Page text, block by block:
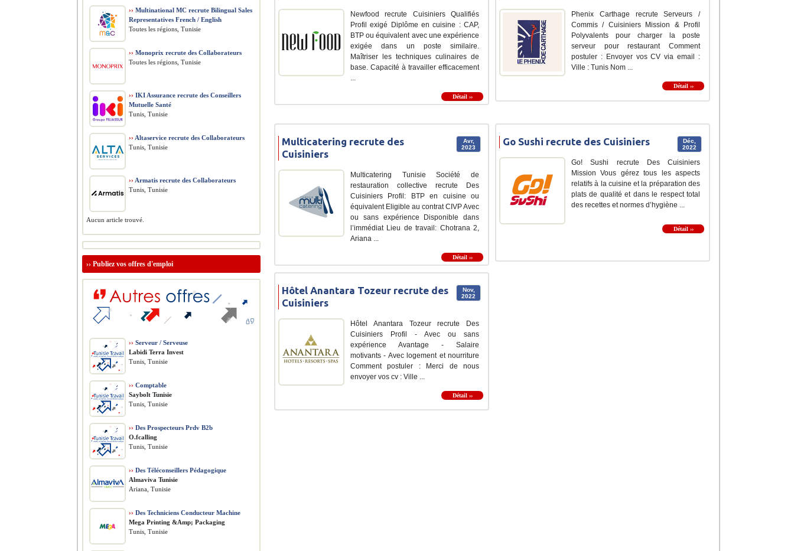
Newfood recrute Cuisiniers Qualifiés
Profil exigé Diplôme en cuisine : CAP,
BTP ou équivalent avec une expérience
exigée dans un poste similaire.
Maîtriser les techniques culinaires de
base. Capacité à travailler efficacement
...
Détail ››
Phenix Carthage recrute Serveurs /
Commis / Cuisiniers Mission & Profil
Polyvalents pour charger la poste
serveur pour restaurant Comment
postuler : Envoyer vos CV via email :
Ville : Tunis Nom ...
Détail ››
Avr,
2023
Multicatering recrute des
Cuisiniers
Multicatering Tunisie Société de
restauration collective recrute Des
Cuisiniers Profil: BTP en cuisine ou
équivalent Eligible au contrat CIVP Avec
ou sans expérience Disponible dans
l’immédiat Lieu de travail: Chotrana 2,
Ariana ...
Détail ››
Déc,
2022
Go Sushi recrute des Cuisiniers
Go! Sushi recrute Des Cuisiniers
Mission Vous gérez tous les aspects
relatifs à la cuisine et la préparation des
plats de qualité et dans le respect total
des recettes et normes d’hygiène ...
Détail ››
Nov,
2022
Hôtel Anantara Tozeur recrute des
Cuisiniers
Hôtel Anantara Tozeur recrute Des
Cuisiniers Profil - Avec ou sans
expérience Avantage - Salaire
motivants - Avec logement et nourriture
Comment postuler : Merci de nous
envoyer vos cv : Ville ...
Détail ››
›› Multinational MC recrute Bilingual Sales
Representatives French / English
Toutes les régions, Tunisie
›› Monoprix recrute des Collaborateurs
Toutes les régions, Tunisie
›› IKI Assurance recrute des Conseillers
Mutuelle Santé
Tunis, Tunisie
›› Altaservice recrute des Collaborateurs
Tunis, Tunisie
›› Armatis recrute des Collaborateurs
Tunis, Tunisie
Aucun article trouvé.
›› Publiez vos offres d'emploi
›› Serveur / Serveuse
Labidi Terra Invest
Tunis, Tunisie
›› Comptable
Saybolt Tunisie
Tunis, Tunisie
›› Des Prospecteurs Prdv B2b
O.fcalling
Tunis, Tunisie
›› Des Téléconseillers Pédagogique
Almaviva Tunisie
Ariana, Tunisie
›› Des Techniciens Conducteur Machine
Mega Printing &Amp; Packaging
Tunis, Tunisie